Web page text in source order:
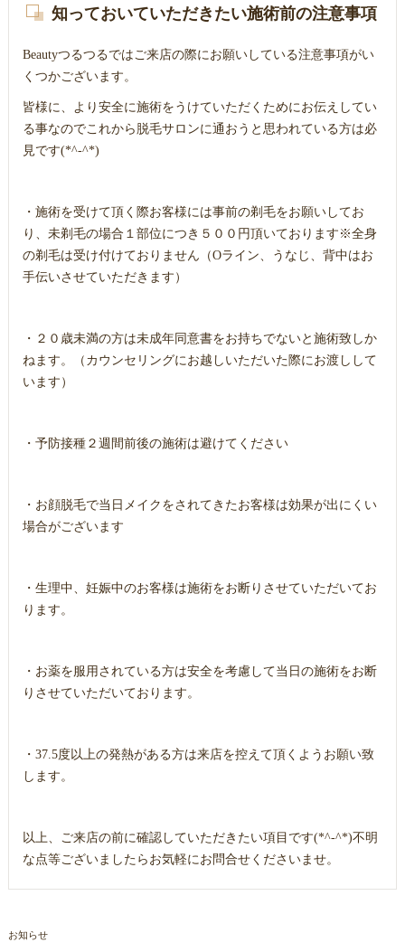
知っておいていただきたい施術前の注意事項
Beautyつるつるではご来店の際にお願いしている注意事項がい
くつかございます。
皆様に、より安全に施術をうけていただくためにお伝えしてい
る事なのでこれから脱毛サロンに通おうと思われている方は必
見です(*^-^*)
・施術を受けて頂く際お客様には事前の剃毛をお願いしてお
り、未剃毛の場合１部位につき５００円頂いております※全身
の剃毛は受け付けておりません（Oライン、うなじ、背中はお
手伝いさせていただきます）
・２０歳未満の方は未成年同意書をお持ちでないと施術致しか
ねます。（カウンセリングにお越しいただいた際にお渡しして
います）
・予防接種２週間前後の施術は避けてください
・お顔脱毛で当日メイクをされてきたお客様は効果が出にくい
場合がございます
・生理中、妊娠中のお客様は施術をお断りさせていただいてお
ります。
・お薬を服用されている方は安全を考慮して当日の施術をお断
りさせていただいております。
・37.5度以上の発熱がある方は来店を控えて頂くようお願い致
します。
以上、ご来店の前に確認していただきたい項目です(*^-^*)不明
な点等ございましたらお気軽にお問合せくださいませ。
お知らせ